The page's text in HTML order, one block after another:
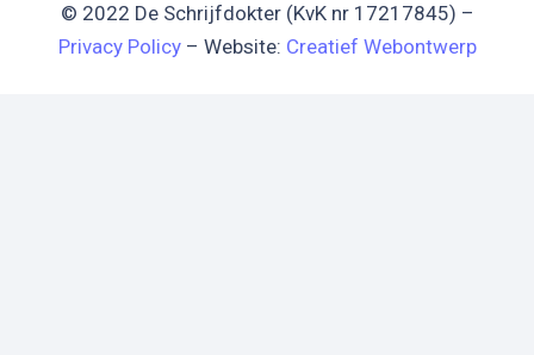
© 2022 De Schrijfdokter (KvK nr 17217845) –
Privacy Policy– Website: Creatief Webontwerp